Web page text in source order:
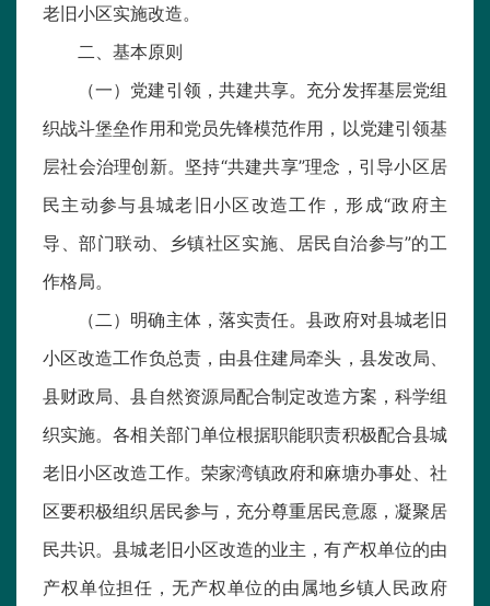
老旧小区实施改造。
二、基本原则
（一）党建引领，共建共享。充分发挥基层党组
织战斗堡垒作用和党员先锋模范作用，以党建引领基
层社会治理创新。坚持“共建共享”理念，引导小区居
民主动参与县城老旧小区改造工作，形成“政府主
导、部门联动、乡镇社区实施、居民自治参与”的工
作格局。
（二）明确主体，落实责任。县政府对县城老旧
小区改造工作负总责，由县住建局牵头，县发改局、
县财政局、县自然资源局配合制定改造方案，科学组
织实施。各相关部门单位根据职能职责积极配合县城
老旧小区改造工作。荣家湾镇政府和麻塘办事处、社
区要积极组织居民参与，充分尊重居民意愿，凝聚居
民共识。县城老旧小区改造的业主，有产权单位的由
产权单位担任，无产权单位的由属地乡镇人民政府